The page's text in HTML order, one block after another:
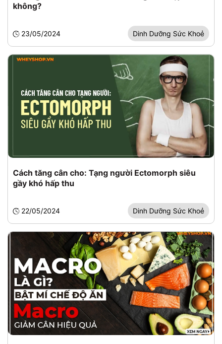
không?
23/05/2024 Dinh Dưỡng Sức Khoẻ
Cách tăng cân cho: Tạng người Ectomorph siêu
gầy khó hấp thu
22/05/2024 Dinh Dưỡng Sức Khoẻ